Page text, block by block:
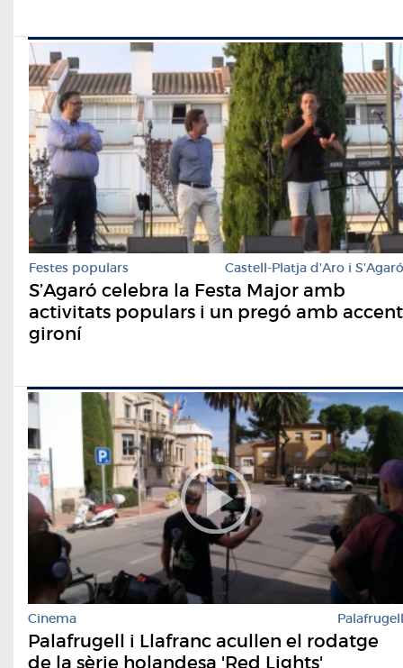
Festes populars Castell-Platja d'Aro i S'Agaró
S’Agaró celebra la Festa Major amb
activitats populars i un pregó amb accent
gironí
Cinema Palafrugell
Palafrugell i Llafranc acullen el rodatge
de la sèrie holandesa 'Red Lights'